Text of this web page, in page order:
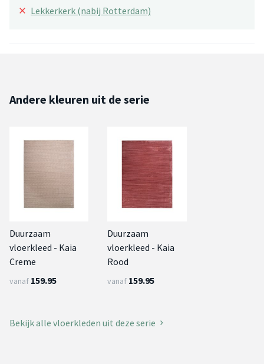
× Lekkerkerk (nabij Rotterdam)
Andere kleuren uit de serie
Duurzaam
vloerkleed - Kaia
Creme
vanaf 159.95
Duurzaam
vloerkleed - Kaia
Rood
vanaf 159.95
Bekijk alle vloerkleden uit deze serie